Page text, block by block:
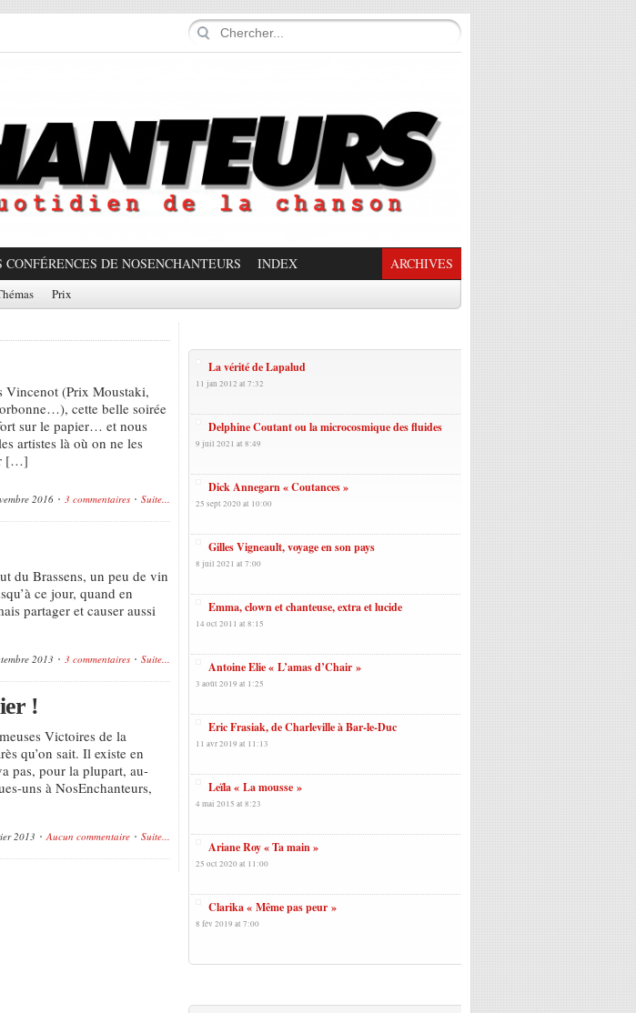
CONFÉRENCES DE NOSENCHANTEURS INDEX ARCHIVES
Prix
Vincenot (Prix Moustaki,
cette belle soirée
sur le papier… et nous
artistes là où on ne les
[…]
2016 3 commentaires Suite...
du Brassens, un peu de vin
ce jour, quand en
partager et causer aussi
2013 3 commentaires Suite...
!
Victoires de la
qu’on sait. Il existe en
pas, pour la plupart, au-
uns à NosEnchanteurs,
2013 Aucun commentaire Suite...
La vérité de Lapalud
11 jan 2012 at 7:32
Delphine Coutant ou la microcosmique des fluides
9 juil 2021 at 8:49
Dick Annegarn « Coutances »
25 sept 2020 at 10:00
Gilles Vigneault, voyage en son pays
8 juil 2021 at 7:00
Emma, clown et chanteuse, extra et lucide
14 oct 2011 at 8:15
Antoine Elie « L’amas d’Chair »
3 août 2019 at 1:25
Eric Frasiak, de Charleville à Bar-le-Duc
11 avr 2019 at 11:13
Leïla « La mousse »
4 mai 2015 at 8:23
Ariane Roy « Ta main »
25 oct 2020 at 11:00
Clarika « Même pas peur »
8 fév 2019 at 7:00